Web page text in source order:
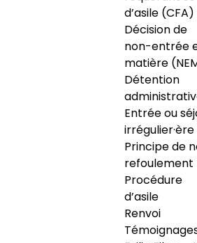
d’asile (CFA)
Décision de
non-entrée
matière
Détention
Entrée ou
irrégulier·ère
Principe de
refoulement
Procédure
d’asile
Renvoi